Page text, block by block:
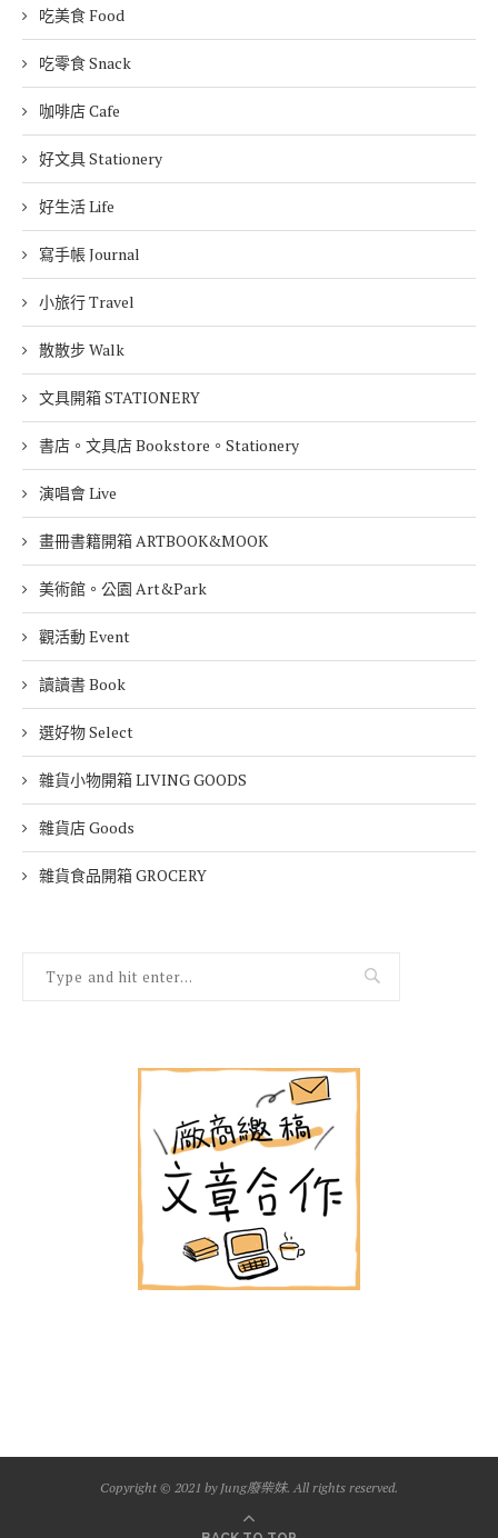
吃美食 Food
吃零食 Snack
咖啡店 Cafe
好文具 Stationery
好生活 Life
寫手帳 Journal
小旅行 Travel
散散步 Walk
文具開箱 STATIONERY
書店。文具店 Bookstore。Stationery
演唱會 Live
畫冊書籍開箱 ARTBOOK&MOOK
美術館。公園 Art&Park
觀活動 Event
讀讀書 Book
選好物 Select
雜貨小物開箱 LIVING GOODS
雜貨店 Goods
雜貨食品開箱 GROCERY
Copyright © 2021 by Jung廢柴妹. All rights reserved.